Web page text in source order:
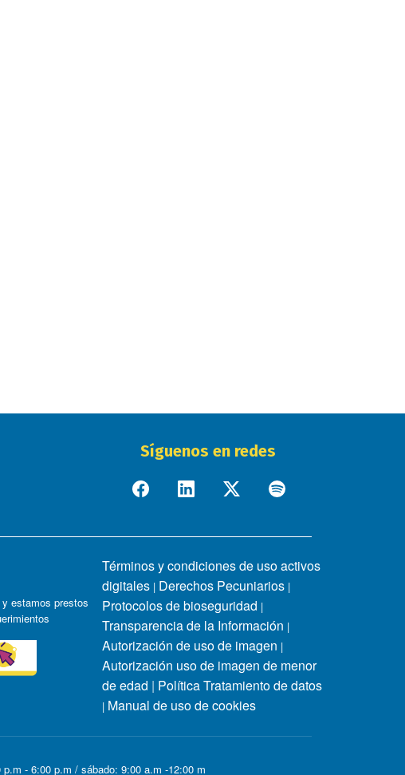
Síguenos en redes
estamos prestos
Términos y condiciones de uso activos
digitales | Derechos Pecuniarios |
Protocolos de bioseguridad |
Transparencia de la Información |
Autorización de uso de imagen |
Autorización uso de imagen de menor
de edad | Política Tratamiento de datos
| Manual de uso de cookies
- 6:00 p.m / sábado: 9:00 a.m -12:00 m